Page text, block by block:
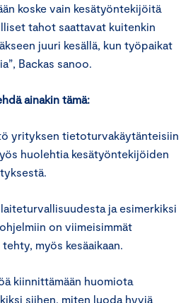
koske vain kesätyöntekijöitä
tahot saattavat kuitenkin
juuri kesällä, kun työpaikat
Backas sanoo.
ainakin tämä:
yrityksen tietoturvakäytänteisiin
huolehtia kesätyöntekijöiden
ja esimerkiksi
on viimeisimmät
myös kesäaikaan.
kiinnittämään huomiota
siihen, miten luoda hyviä